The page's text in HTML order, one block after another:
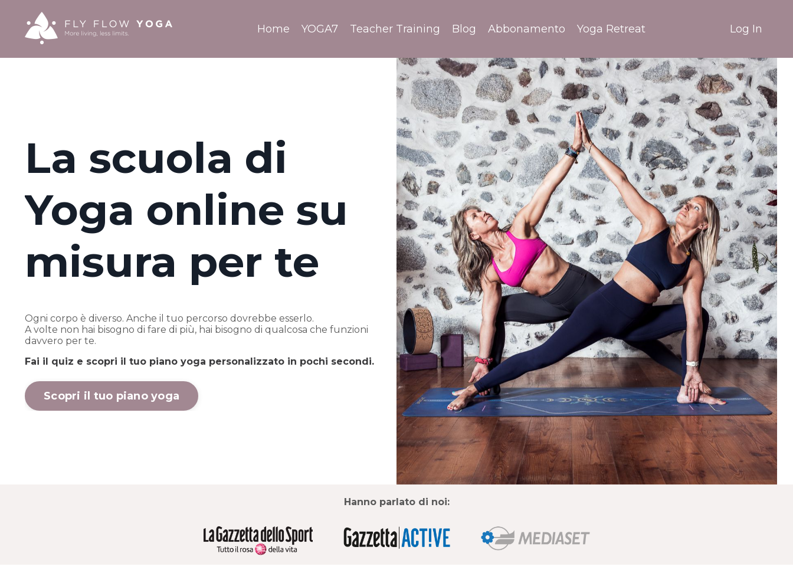
Home YOGA7 Teacher Training Blog Abbonamento Yoga Retreat Log In
La scuola di
Yoga online su
misura per te
Ogni corpo è diverso. Anche il tuo percorso dovrebbe esserlo.
A volte non hai bisogno di fare di più, hai bisogno di qualcosa che funzioni
davvero per te.
Fai il quiz e scopri il tuo piano yoga personalizzato in pochi secondi.
Scopri il tuo piano yoga
Hanno parlato di noi: